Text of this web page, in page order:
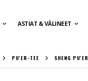
ASTIAT & VÄLINEET
PU'ER-TEE SHENG PU'ER